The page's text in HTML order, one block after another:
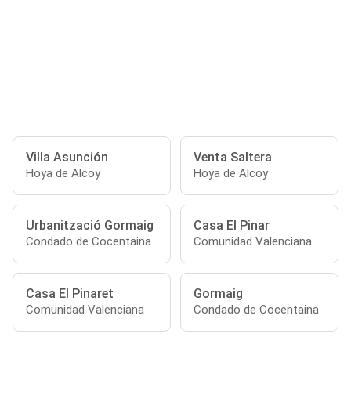
Villa Asunción
Hoya de Alcoy
Venta Saltera
Hoya de Alcoy
Urbanització Gormaig
Condado de Cocentaina
Casa El Pinar
Comunidad Valenciana
Casa El Pinaret
Comunidad Valenciana
Gormaig
Condado de Cocentaina